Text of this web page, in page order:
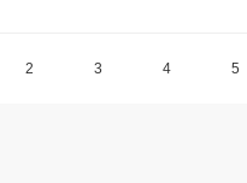
2 3 4 5